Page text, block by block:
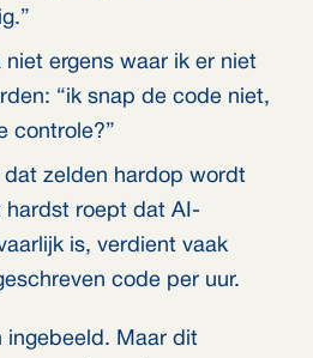
niet ergens waar ik er niet
“ik snap de code niet,
controle?”
dat zelden hardop wordt
hardst roept dat AI-
is, verdient vaak
code per uur.
ingebeeld. Maar dit